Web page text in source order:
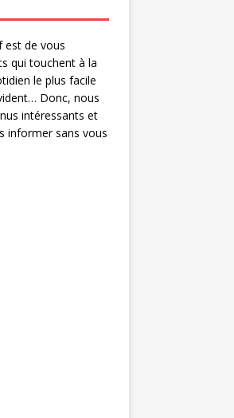
est de vous
qui touchent à la
le plus facile
Donc, nous
intéressants et
informer sans vous